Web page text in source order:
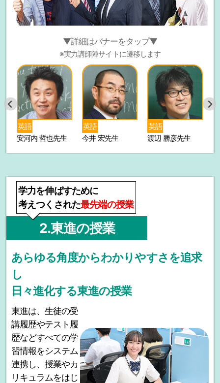
▼詳細はバナーをタップ▼
※実力講師陣サイトに遷移します
英語
今井 宏先生
英語
渡辺 勝彦先生
数学
志田 晶先生
学力を伸ばすために
考えつくされた最先端の授業
2.東進の授業
あらゆる角度からわかりやすさを追求
し
日々進化する東進の授業
東進は、生徒の受
講履歴やテスト履
歴などすべての学
習情報をシステム
連携し、授業やカ
リキュラムをはじ